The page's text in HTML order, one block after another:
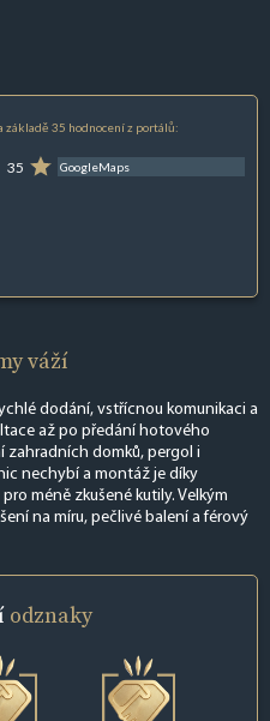
základě 35 hodnocení z portálů:
35 GoogleMaps
váží
dodání, vstřícnou komunikaci a
až po předání hotového
zahradních domků, pergol i
nechybí a montáž je díky
méně zkušené kutily. Velkým
na míru, pečlivé balení a férový
odznaky